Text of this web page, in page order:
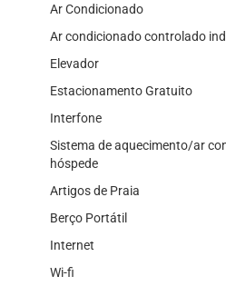
Ar Condicionado
Ar condicionado controlado
Elevador
Estacionamento Gratuito
Interfone
Sistema de aquecimento/ar
hóspede
Artigos de Praia
Berço Portátil
Internet
Wi-fi